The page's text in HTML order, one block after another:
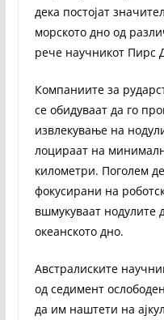
дека постојат
морското дно од
рече научникот Пирс
Компаниите за
се обидуваат да го
извлекување на
лоцираат на
километри. Поголем
фокусирани на
вшмукуваат нодулите
океанското дно.
Австралиските
од седимент
да им наштети на